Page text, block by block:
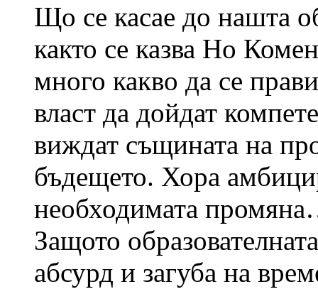
Що се касае до нашта
както се казва Но
много какво да се
власт да дойдат
виждат същината на
бъдещето. Хора
необходимата
Защото
абсурд и загуба на